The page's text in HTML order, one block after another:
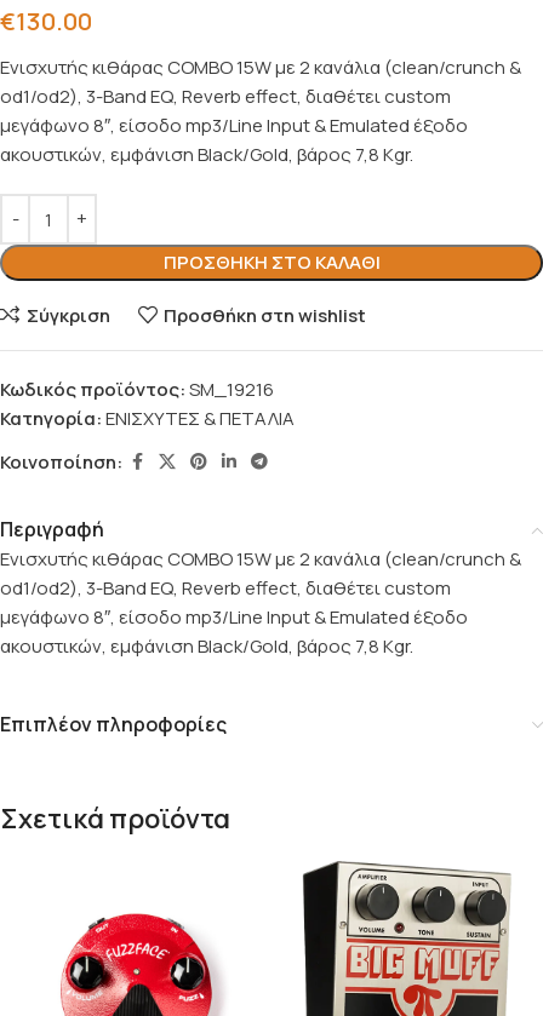
€130.00
Ενισχυτής κιθάρας COMBO 15W με 2 κανάλια (clean/crunch &
od1/od2), 3-Band EQ, Reverb effect, διαθέτει custom
μεγάφωνο 8″, είσοδο mp3/Line Input & Emulated έξοδο
ακουστικών, εμφάνιση Black/Gold, βάρος 7,8 Kgr.
ΠΡΟΣΘΉΚΗ ΣΤΟ ΚΑΛΆΘΙ
Σύγκριση Προσθήκη στη wishlist
Κωδικός προϊόντος:SM_19216
Κατηγορία:ΕΝΙΣΧΥΤΕΣ & ΠΕΤΑΛΙΑ
Κοινοποίηση:
Περιγραφή
Ενισχυτής κιθάρας COMBO 15W με 2 κανάλια (clean/crunch &
od1/od2), 3-Band EQ, Reverb effect, διαθέτει custom
μεγάφωνο 8″, είσοδο mp3/Line Input & Emulated έξοδο
ακουστικών, εμφάνιση Black/Gold, βάρος 7,8 Kgr.
Επιπλέον πληροφορίες
Σχετικά προϊόντα